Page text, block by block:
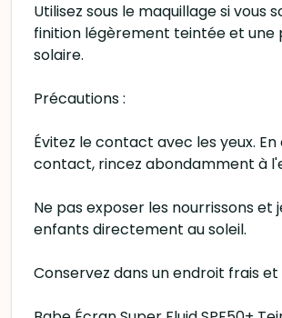
Utilisez sous le maquillage si vous
finition légèrement teintée et
solaire.
Précautions :
Évitez le contact avec les yeux. En
contact, rincez abondamment à
Ne pas exposer les nourrissons et
enfants directement au soleil.
Conservez dans un endroit frais et